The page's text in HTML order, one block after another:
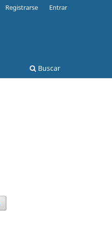
Buscar
Registrarse Entrar